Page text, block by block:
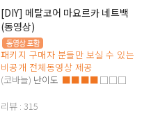
[DIY] 메탈코어 마요르카 네트백
(동영상)
패키지 구매자 분들만 보실 수 있는
비공개 전체동영상 제공
(코바늘) 난이도 ■■■■□□□
리뷰 : 315